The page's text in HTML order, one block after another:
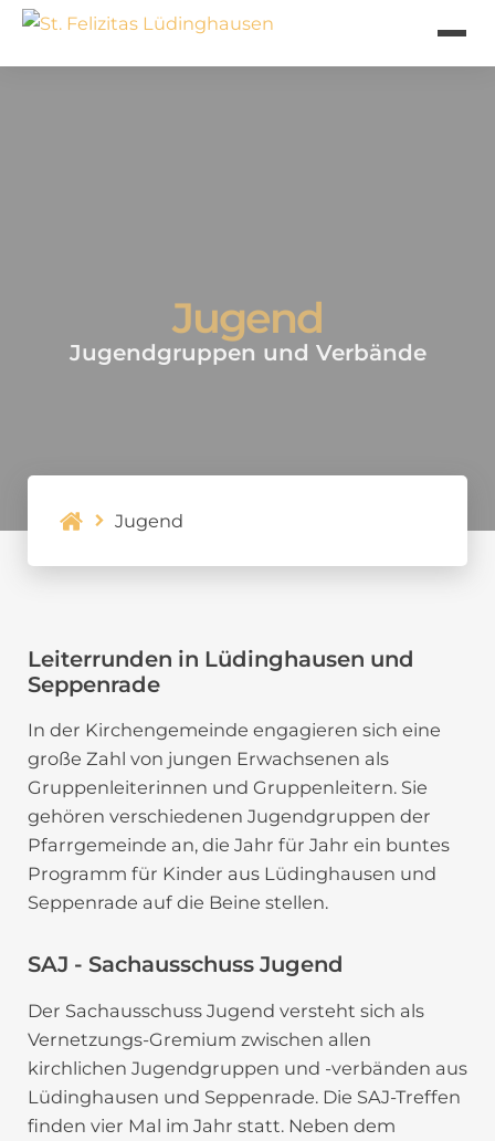
Jugend
Jugendgruppen und Verbände
Jugend
Leiterrunden in Lüdinghausen und
Seppenrade
In der Kirchengemeinde engagieren sich eine
große Zahl von jungen Erwachsenen als
Gruppenleiterinnen und Gruppenleitern. Sie
gehören verschiedenen Jugendgruppen der
Pfarrgemeinde an, die Jahr für Jahr ein buntes
Programm für Kinder aus Lüdinghausen und
Seppenrade auf die Beine stellen.
SAJ - Sachausschuss Jugend
Der Sachausschuss Jugend versteht sich als
Vernetzungs-Gremium zwischen allen
kirchlichen Jugendgruppen und -verbänden aus
Lüdinghausen und Seppenrade. Die SAJ-Treffen
finden vier Mal im Jahr statt. Neben dem